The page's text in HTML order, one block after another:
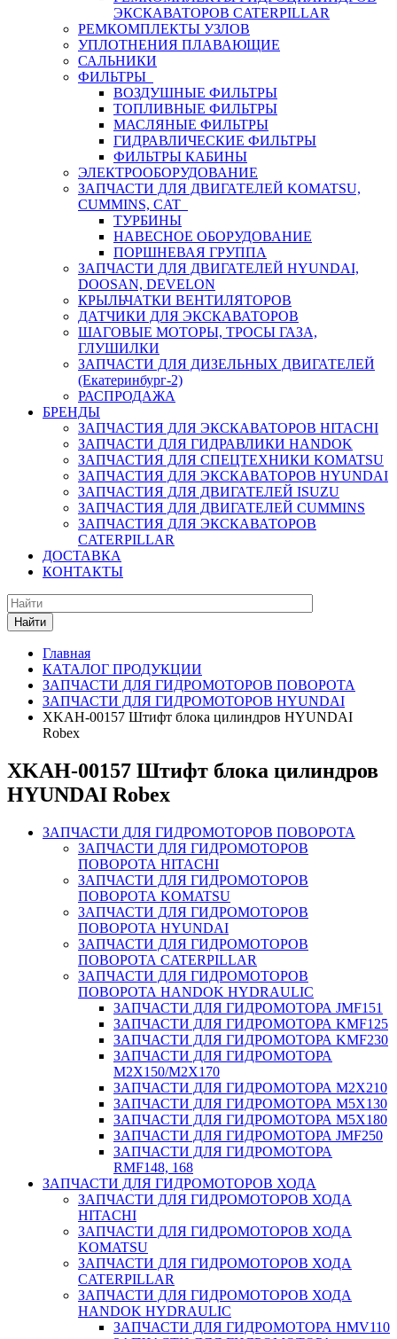
ЭКСКАВАТОРОВ CATERPILLAR
РЕМКОМПЛЕКТЫ УЗЛОВ
УПЛОТНЕНИЯ ПЛАВАЮЩИЕ
САЛЬНИКИ
ФИЛЬТРЫ
ВОЗДУШНЫЕ ФИЛЬТРЫ
ТОПЛИВНЫЕ ФИЛЬТРЫ
МАСЛЯНЫЕ ФИЛЬТРЫ
ГИДРАВЛИЧЕСКИЕ ФИЛЬТРЫ
ФИЛЬТРЫ КАБИНЫ
ЭЛЕКТРООБОРУДОВАНИЕ
ЗАПЧАСТИ ДЛЯ ДВИГАТЕЛЕЙ KOMATSU,
CUMMINS, CAT
ТУРБИНЫ
НАВЕСНОЕ ОБОРУДОВАНИЕ
ПОРШНЕВАЯ ГРУППА
ЗАПЧАСТИ ДЛЯ ДВИГАТЕЛЕЙ HYUNDAI,
DOOSAN, DEVELON
КРЫЛЬЧАТКИ ВЕНТИЛЯТОРОВ
ДАТЧИКИ ДЛЯ ЭКСКАВАТОРОВ
ШАГОВЫЕ МОТОРЫ, ТРОСЫ ГАЗА,
ГЛУШИЛКИ
ЗАПЧАСТИ ДЛЯ ДИЗЕЛЬНЫХ ДВИГАТЕЛЕЙ
(Екатеринбург-2)
РАСПРОДАЖА
БРЕНДЫ
ЗАПЧАСТИЯ ДЛЯ ЭКСКАВАТОРОВ HITACHI
ЗАПЧАСТИ ДЛЯ ГИДРАВЛИКИ HANDOK
ЗАПЧАСТИЯ ДЛЯ СПЕЦТЕХНИКИ KOMATSU
ЗАПЧАСТИЯ ДЛЯ ЭКСКАВАТОРОВ HYUNDAI
ЗАПЧАСТИЯ ДЛЯ ДВИГАТЕЛЕЙ ISUZU
ЗАПЧАСТИЯ ДЛЯ ДВИГАТЕЛЕЙ CUMMINS
ЗАПЧАСТИЯ ДЛЯ ЭКСКАВАТОРОВ
CATERPILLAR
ДОСТАВКА
КОНТАКТЫ
Найти
Главная
КАТАЛОГ ПРОДУКЦИИ
ЗАПЧАСТИ ДЛЯ ГИДРОМОТОРОВ ПОВОРОТА
ЗАПЧАСТИ ДЛЯ ГИДРОМОТОРОВ HYUNDAI
XKAH-00157 Штифт блока цилиндров HYUNDAI
Robex
XKAH-00157 Штифт блока цилиндров
HYUNDAI Robex
ЗАПЧАСТИ ДЛЯ ГИДРОМОТОРОВ ПОВОРОТА
ЗАПЧАСТИ ДЛЯ ГИДРОМОТОРОВ
ПОВОРОТА HITACHI
ЗАПЧАСТИ ДЛЯ ГИДРОМОТОРОВ
ПОВОРОТА KOMATSU
ЗАПЧАСТИ ДЛЯ ГИДРОМОТОРОВ
ПОВОРОТА HYUNDAI
ЗАПЧАСТИ ДЛЯ ГИДРОМОТОРОВ
ПОВОРОТА CATERPILLAR
ЗАПЧАСТИ ДЛЯ ГИДРОМОТОРОВ
ПОВОРОТА HANDOK HYDRAULIC
ЗАПЧАСТИ ДЛЯ ГИДРОМОТОРА JMF151
ЗАПЧАСТИ ДЛЯ ГИДРОМОТОРА KMF125
ЗАПЧАСТИ ДЛЯ ГИДРОМОТОРА KMF230
ЗАПЧАСТИ ДЛЯ ГИДРОМОТОРА
M2X150/M2X170
ЗАПЧАСТИ ДЛЯ ГИДРОМОТОРА M2X210
ЗАПЧАСТИ ДЛЯ ГИДРОМОТОРА M5X130
ЗАПЧАСТИ ДЛЯ ГИДРОМОТОРА M5X180
ЗАПЧАСТИ ДЛЯ ГИДРОМОТОРА JMF250
ЗАПЧАСТИ ДЛЯ ГИДРОМОТОРА
RMF148, 168
ЗАПЧАСТИ ДЛЯ ГИДРОМОТОРОВ ХОДА
ЗАПЧАСТИ ДЛЯ ГИДРОМОТОРОВ ХОДА
HITACHI
ЗАПЧАСТИ ДЛЯ ГИДРОМОТОРОВ ХОДА
KOMATSU
ЗАПЧАСТИ ДЛЯ ГИДРОМОТОРОВ ХОДА
CATERPILLAR
ЗАПЧАСТИ ДЛЯ ГИДРОМОТОРОВ ХОДА
HANDOK HYDRAULIC
ЗАПЧАСТИ ДЛЯ ГИДРОМОТОРА HMV110